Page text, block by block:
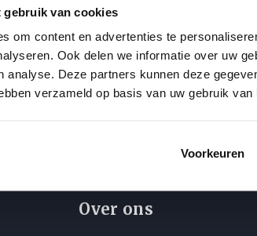
gebruik van cookies
om content en advertenties te
Ook delen we informatie over uw
analyse. Deze partners kunnen deze
verzameld op basis van uw gebruik van
Voorkeuren
Informatie
Veelgestelde vragen
Artikelen
Opleidingsbudget
Over ons